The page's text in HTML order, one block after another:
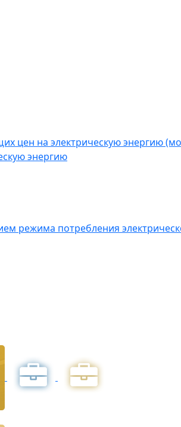
цен на электрическую энергию
энергию
режима потребления